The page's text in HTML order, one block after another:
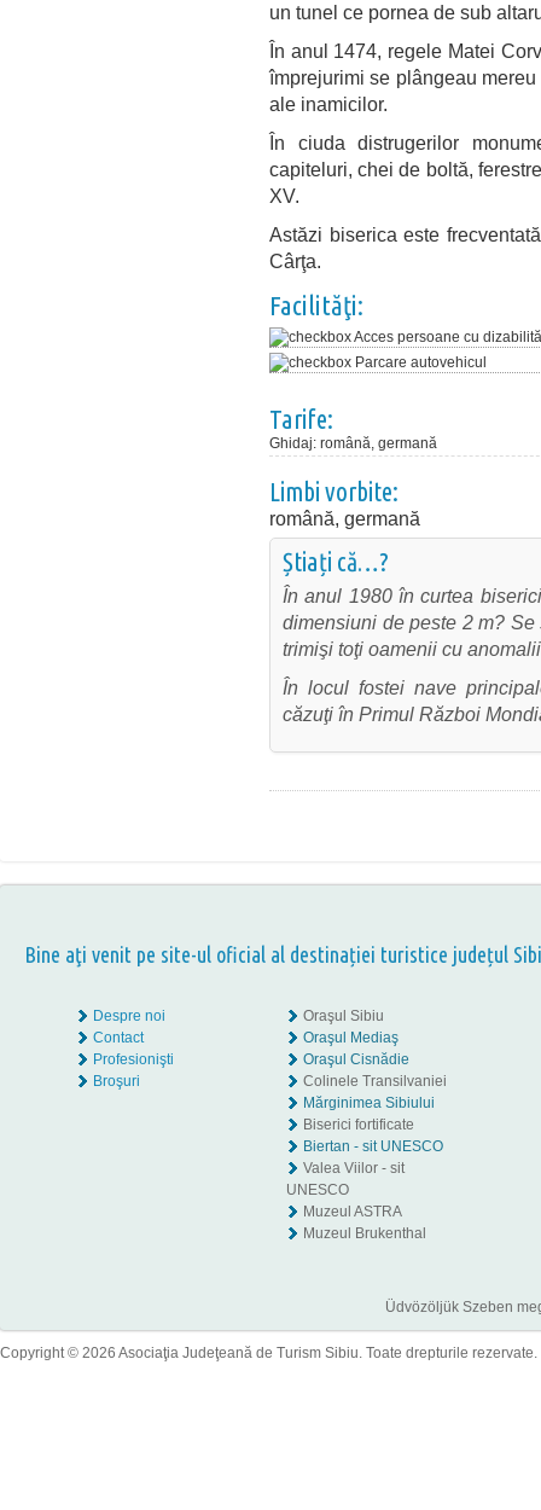
un tunel ce pornea de sub
În anul 1474, regele Matei
împrejurimi se plângeau
ale inamicilor.
În ciuda distrugerilor
capiteluri, chei de boltă,
XV.
Astăzi biserica este
Cârţa.
Facilităţi:
Acces persoane cu
Parcare autovehicul
Tarife:
Ghidaj: română, germană
Limbi vorbite:
română, germană
Știați că…?
În anul 1980 în curtea
dimensiuni de peste 2 m?
trimişi toţi oamenii cu
În locul fostei nave
căzuţi în Primul Război
Bine aţi venit pe site-ul oficial al destinației turistice județul
Despre noi
Contact
Profesionişti
Broşuri
Oraşul Sibiu
Oraşul Mediaş
Oraşul Cisnădie
Colinele Transilvaniei
Mărginimea Sibiului
Biserici fortificate
Biertan - sit UNESCO
Valea Viilor - sit
UNESCO
Muzeul ASTRA
Muzeul Brukenthal
Üdvözöljük Szeben
Copyright © 2026 Asociaţia Judeţeană de Turism Sibiu. Toate drepturile rezervate.